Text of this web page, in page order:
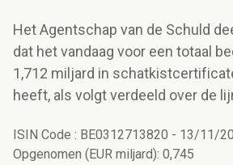
Het Agentschap van de Schuld
dat het vandaag voor een totaal
1,712 miljard in
heeft, als volgt verdeeld over de
ISIN Code : BE0312713820 - 13/11/
Opgenomen (EUR miljard): 0,745